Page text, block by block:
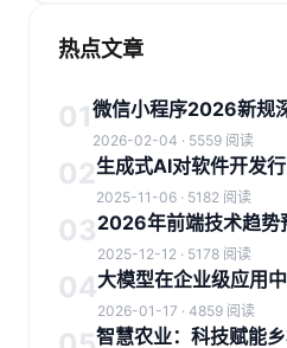
热点文章
01微信小程序2026新规
2026-02-04 · 5559 阅读
02生成式AI对软件开发
2025-11-06 · 5182 阅读
032026年前端技术趋势
2025-12-12 · 5178 阅读
04大模型在企业级应用
2026-01-17 · 4859 阅读
智慧农业：科技赋能